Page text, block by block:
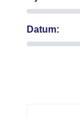
Datum: